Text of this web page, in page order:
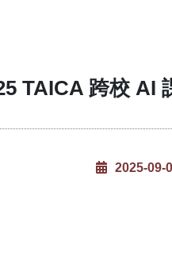
TAICA 跨校 AI
2025-09-